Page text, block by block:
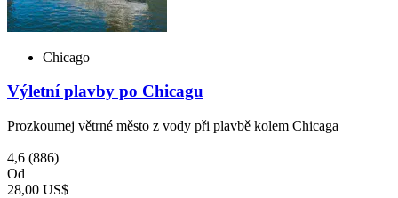
Chicago
Výletní plavby po Chicagu
Prozkoumej větrné město z vody při plavbě kolem Chicaga
4,6 (886)
Od
28,00 US$